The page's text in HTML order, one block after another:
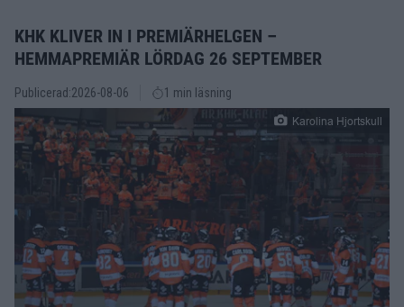
KHK KLIVER IN I PREMIÄRHELGEN –
HEMMAPREMIÄR LÖRDAG 26 SEPTEMBER
Publicerad:2026-08-06 1 min läsning
Karolina Hjortskull